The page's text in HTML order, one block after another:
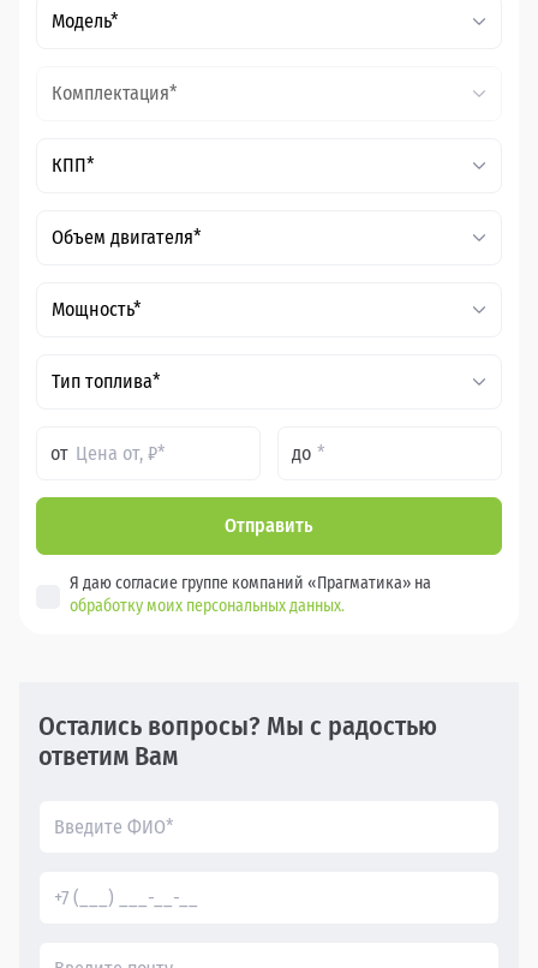
Модель*
Комплектация*
КПП*
Объем двигателя*
Мощность*
Тип топлива*
от до
Отправить
Я даю согласие группе компаний «Прагматика» на
обработку моих персональных данных.
Остались вопросы? Мы с радостью
ответим Вам